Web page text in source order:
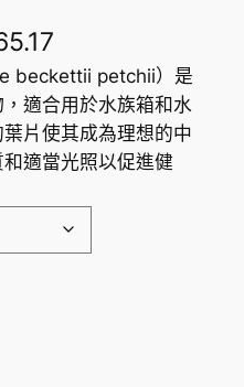
價
格
範
圍
H
beckettii petchii）是
適合用於水族箱和水
片使其成為理想的中
適當光照以促進健